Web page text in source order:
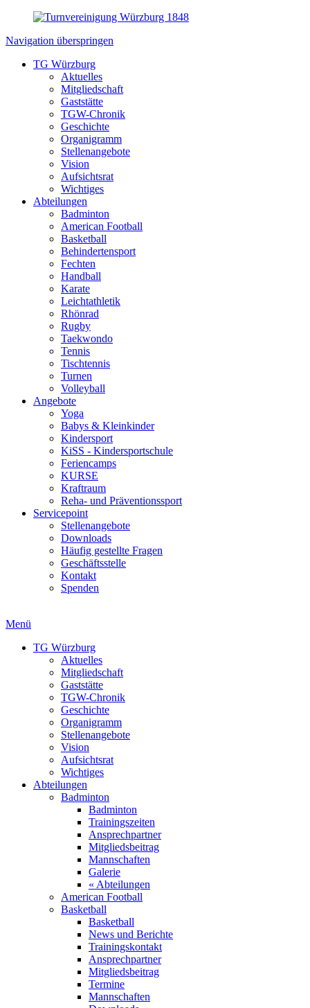
Navigation überspringen
TG Würzburg
Aktuelles
Mitgliedschaft
Gaststätte
TGW-Chronik
Geschichte
Organigramm
Stellenangebote
Vision
Aufsichtsrat
Wichtiges
Abteilungen
Badminton
American Football
Basketball
Behindertensport
Fechten
Handball
Karate
Leichtathletik
Rhönrad
Rugby
Taekwondo
Tennis
Tischtennis
Turnen
Volleyball
Angebote
Yoga
Babys & Kleinkinder
Kindersport
KiSS - Kindersportschule
Feriencamps
KURSE
Kraftraum
Reha- und Präventionssport
Servicepoint
Stellenangebote
Downloads
Häufig gestellte Fragen
Geschäftsstelle
Kontakt
Spenden
Menü
TG Würzburg
Aktuelles
Mitgliedschaft
Gaststätte
TGW-Chronik
Geschichte
Organigramm
Stellenangebote
Vision
Aufsichtsrat
Wichtiges
Abteilungen
Badminton
Badminton
Trainingszeiten
Ansprechpartner
Mitgliedsbeitrag
Mannschaften
Galerie
« Abteilungen
American Football
Basketball
Basketball
News und Berichte
Trainingskontakt
Ansprechpartner
Mitgliedsbeitrag
Termine
Mannschaften